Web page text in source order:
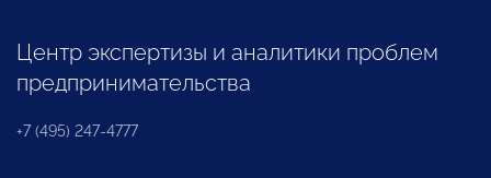
Центр экспертизы и аналитики проблем
предпринимательства
+7 (495) 247-4777